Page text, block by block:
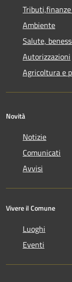
Ambiente
Salute,
Autorizzazioni
Agricoltura e
Novità
Notizie
Comunicati
Avvisi
Vivere il Comune
Luoghi
Eventi